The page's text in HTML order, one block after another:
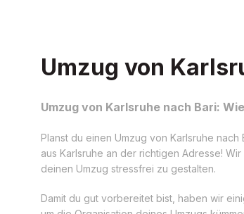
Umzug von
Umzug von Karlsruhe nach Bari:
Planst du einen Umzug von Karlsruhe
aus Karlsruhe an der richtigen Adresse!
deinen Umzug stressfrei zu gestalten.
Damit du gut vorbereitet bist, haben wir